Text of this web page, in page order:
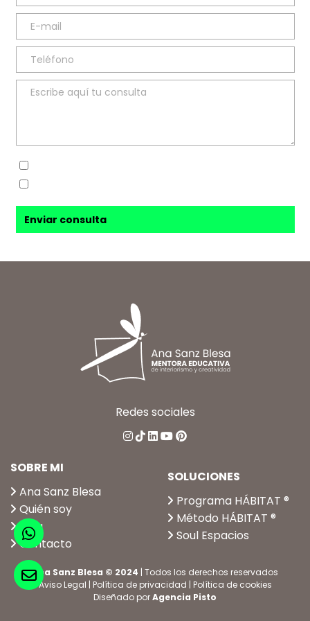
Redes sociales
SOBRE MI
Ana Sanz Blesa
Quién soy
Blog
Contacto
SOLUCIONES
Programa HÁBITAT ®
Método HÁBITAT ®
Soul Espacios
Ana Sanz Blesa © 2024 | Todos los derechos reservados
Aviso Legal | Política de privacidad | Política de cookies
Diseñado porAgencia Pisto